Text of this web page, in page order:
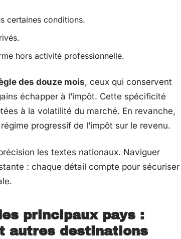
certaines conditions.
hors activité professionnelle.
des douze mois, ceux qui conservent
échapper à l’impôt. Cette spécificité
à la volatilité du marché. En revanche,
progressif de l’impôt sur le revenu.
les textes nationaux. Naviguer
: chaque détail compte pour sécuriser
principaux pays :
autres destinations